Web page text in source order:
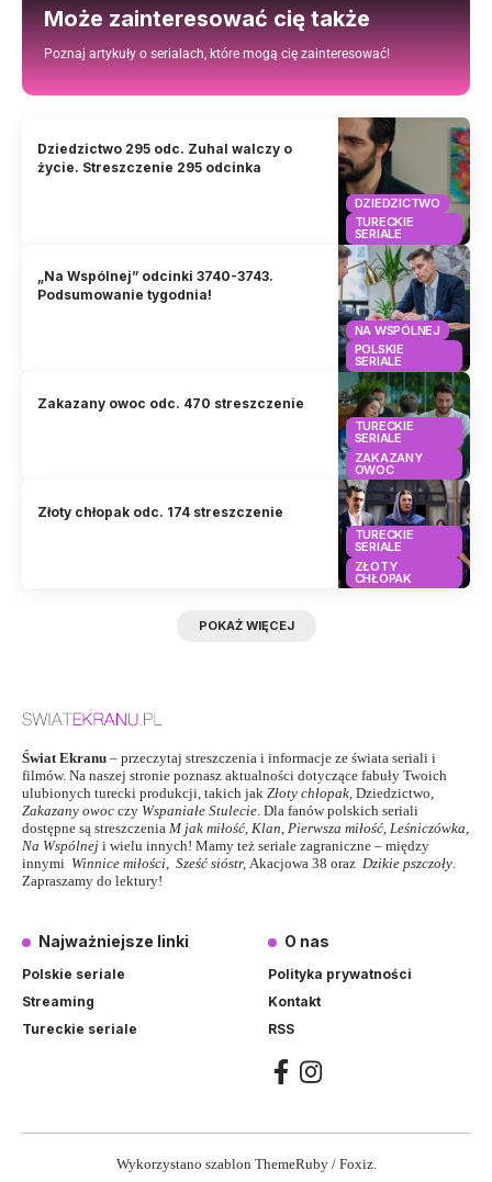
Może zainteresować cię także
Poznaj artykuły o serialach, które mogą cię zainteresować!
DZIEDZICTWO
TURECKIE
SERIALE
Dziedzictwo 295 odc. Zuhal walczy o
życie. Streszczenie 295 odcinka
NA WSPÓLNEJ
POLSKIE
SERIALE
„Na Wspólnej” odcinki 3740-3743.
Podsumowanie tygodnia!
TURECKIE
SERIALE
ZAKAZANY
OWOC
Zakazany owoc odc. 470 streszczenie
TURECKIE
SERIALE
ZŁOTY
CHŁOPAK
Złoty chłopak odc. 174 streszczenie
POKAŻ WIĘCEJ
Świat Ekranu – przeczytaj streszczenia i informacje ze świata seriali i
filmów. Na naszej stronie poznasz aktualności dotyczące fabuły Twoich
ulubionych turecki produkcji, takich jak Złoty chłopak, Dziedzictwo,
Zakazany owoc czy Wspaniałe Stulecie. Dla fanów polskich seriali
dostępne są streszczenia M jak miłość, Klan, Pierwsza miłość, Leśniczówka,
Na Wspólnej i wielu innych! Mamy też seriale zagraniczne – między
innymi Winnice miłości, Sześć sióstr, Akacjowa 38 oraz Dzikie pszczoły.
Zapraszamy do lektury!
Najważniejsze linki
Polskie seriale
Streaming
Tureckie seriale
O nas
Polityka prywatności
Kontakt
RSS
Wykorzystano szablon ThemeRuby / Foxiz.